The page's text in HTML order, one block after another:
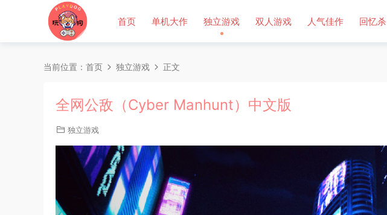
首页 单机大作 独立游戏 双人游戏 人气佳作 回忆杀
当前位置： 首页 独立游戏 正文
全网公敌（Cyber Manhunt）中文版
独立游戏